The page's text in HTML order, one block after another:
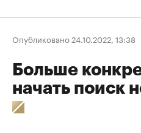
Опубликовано 24.10.2022, 13:38
Больше
начать поиск